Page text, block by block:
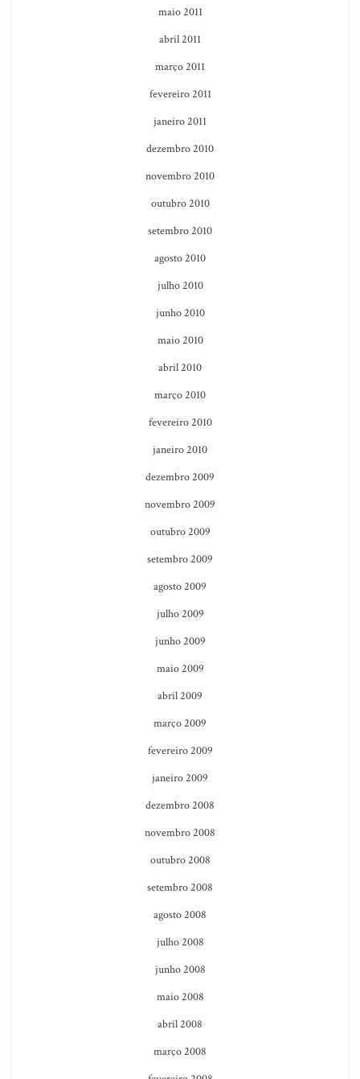
maio 2011
abril 2011
março 2011
fevereiro 2011
janeiro 2011
dezembro 2010
novembro 2010
outubro 2010
setembro 2010
agosto 2010
julho 2010
junho 2010
maio 2010
abril 2010
março 2010
fevereiro 2010
janeiro 2010
dezembro 2009
novembro 2009
outubro 2009
setembro 2009
agosto 2009
julho 2009
junho 2009
maio 2009
abril 2009
março 2009
fevereiro 2009
janeiro 2009
dezembro 2008
novembro 2008
outubro 2008
setembro 2008
agosto 2008
julho 2008
junho 2008
maio 2008
abril 2008
março 2008